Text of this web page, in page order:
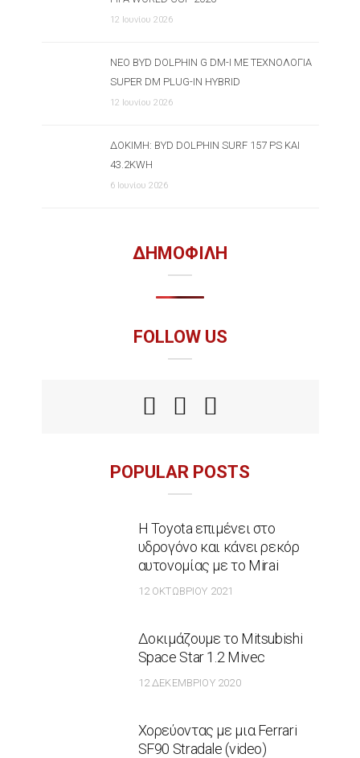
12 Ιουνίου 2026
ΝΈΟ BYD DOLPHIN G DM-I ΜΕ ΤΕΧΝΟΛΟΓΊΑ
SUPER DM PLUG-IN HYBRID
12 Ιουνίου 2026
ΔΟΚΙΜΉ: BYD DOLPHIN SURF 157 PS ΚΑΙ
43.2KWH
6 Ιουνίου 2026
ΔΗΜΟΦΙΛΗ
FOLLOW US
POPULAR POSTS
Η Toyota επιμένει στο
υδρογόνο και κάνει ρεκόρ
αυτονομίας με το Mirai
12 ΟΚΤΩΒΡΊΟΥ 2021
Δοκιμάζουμε το Mitsubishi
Space Star 1.2 Mivec
12 ΔΕΚΕΜΒΡΊΟΥ 2020
Χορεύοντας με μια Ferrari
SF90 Stradale (video)